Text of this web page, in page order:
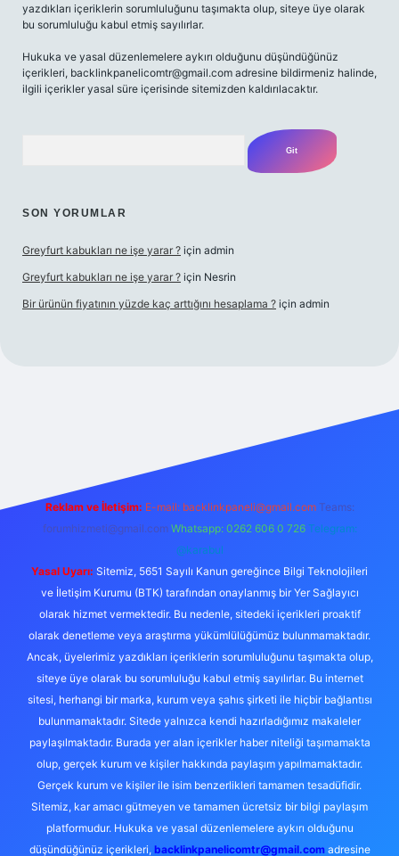
yazdıkları içeriklerin sorumluluğunu taşımakta olup, siteye üye olarak
bu sorumluluğu kabul etmiş sayılırlar.
Hukuka ve yasal düzenlemelere aykırı olduğunu düşündüğünüz
içerikleri, backlinkpanelicomtr@gmail.com adresine bildirmeniz halinde,
ilgili içerikler yasal süre içerisinde sitemizden kaldırılacaktır.
SON YORUMLAR
Greyfurt kabukları ne işe yarar ? için admin
Greyfurt kabukları ne işe yarar ? için Nesrin
Bir ürünün fiyatının yüzde kaç arttığını hesaplama ? için admin
m elexbet
Reklam ve İletişim: E-mail: backlinkpaneli@gmail.com Teams:
forumhizmeti@gmail.com Whatsapp: 0262 606 0 726 Telegram:
@karabul
Yasal Uyarı: Sitemiz, 5651 Sayılı Kanun gereğince Bilgi Teknolojileri
ve İletişim Kurumu (BTK) tarafından onaylanmış bir Yer Sağlayıcı
olarak hizmet vermektedir. Bu nedenle, sitedeki içerikleri proaktif
olarak denetleme veya araştırma yükümlülüğümüz bulunmamaktadır.
Ancak, üyelerimiz yazdıkları içeriklerin sorumluluğunu taşımakta olup,
siteye üye olarak bu sorumluluğu kabul etmiş sayılırlar. Bu internet
sitesi, herhangi bir marka, kurum veya şahıs şirketi ile hiçbir bağlantısı
bulunmamaktadır. Sitede yalnızca kendi hazırladığımız makaleler
paylaşılmaktadır. Burada yer alan içerikler haber niteliği taşımamakta
olup, gerçek kurum ve kişiler hakkında paylaşım yapılmamaktadır.
Gerçek kurum ve kişiler ile isim benzerlikleri tamamen tesadüfidir.
Sitemiz, kar amacı gütmeyen ve tamamen ücretsiz bir bilgi paylaşım
platformudur. Hukuka ve yasal düzenlemelere aykırı olduğunu
düşündüğünüz içerikleri, backlinkpanelicomtr@gmail.comadresine